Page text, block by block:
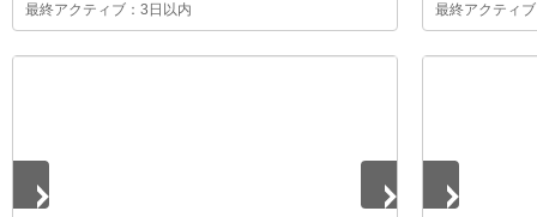
最終アクティブ：3日以内 最終アクティ